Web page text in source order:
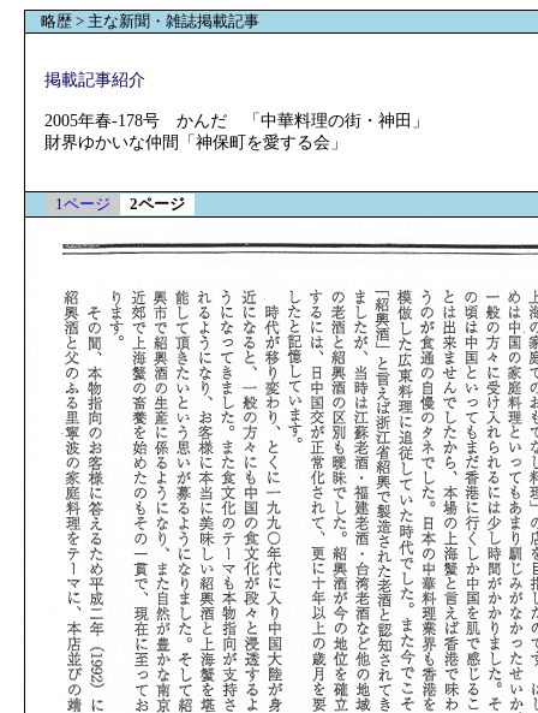
略歴 > 主な新聞・雑誌掲載記事
掲載記事紹介
2005年春-178号 かんだ 「中華料理の街・神田」
財界ゆかいな仲間「神保町を愛する会」
1ページ 2ページ